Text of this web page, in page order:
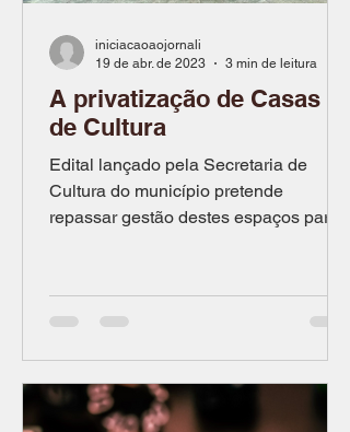
A privatização de Casas
de Cultura
Edital lançado pela Secretaria de
Cultura do município pretende
repassar gestão destes espaços para
iniciacaoaojornali
19 de abr. de 2023
3 min de leitura